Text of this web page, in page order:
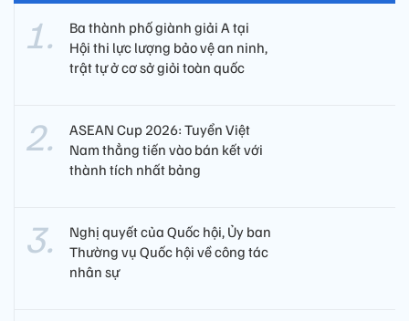
Ba thành phố giành giải A tại
Hội thi lực lượng bảo vệ an ninh,
trật tự ở cơ sở giỏi toàn quốc
ASEAN Cup 2026: Tuyển Việt
Nam thẳng tiến vào bán kết với
thành tích nhất bảng
Nghị quyết của Quốc hội, Ủy ban
Thường vụ Quốc hội về công tác
nhân sự